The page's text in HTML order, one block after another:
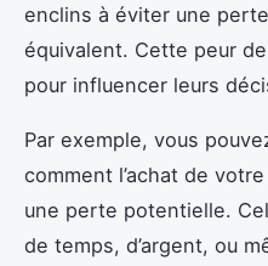
enclins à éviter une
équivalent. Cette peur
pour influencer leurs
Par exemple, vous
comment l’achat de
une perte potentielle.
de temps, d’argent, ou